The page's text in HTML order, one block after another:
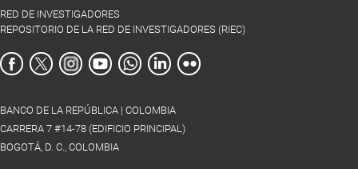
RED DE INVESTIGADORES
REPOSITORIO DE LA RED DE INVESTIGADORES (RIEC)
BANCO DE LA REPÚBLICA | COLOMBIA
CARRERA 7 #14-78 (EDIFICIO PRINCIPAL)
BOGOTÁ, D. C., COLOMBIA